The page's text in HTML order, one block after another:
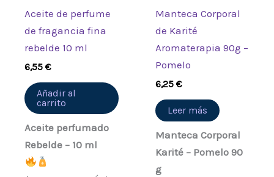
Aceite de perfume
de fragancia fina
rebelde 10 ml
6,55€
Añadir al
carrito
Aceite perfumado
Rebelde – 10 ml
Manteca Corporal
de Karité
Aromaterapia 90g –
Pomelo
6,25€
Leer más
Manteca Corporal
Karité – Pomelo 90
g